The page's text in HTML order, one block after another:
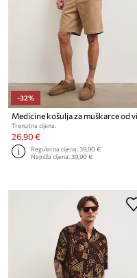
-32%
Trenutna cijena:
26,90 €
Regularna cijena:39,90 €
Najniža cijena:39,90 €